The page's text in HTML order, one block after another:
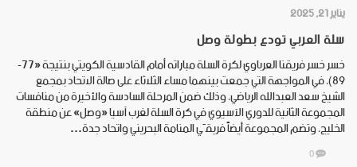
يناير 21, 2025
سلة العربي تودع بطولة وصل
خسر خسر فريقنا العرباوي لكرة السلة مباراته أمام القادسية الكويتي بنتيجة «77-
89)، في المواجهة التي جمعت بينهما مساء الثلاثاء على صالة الاتحاد بمجمع
الشيخ سعد العبدالله الرياضي، وذلك ضمن المرحلة السادسة والأخيرة من منافسات
المجموعة الثانية للدوري الآسيوي في كرة السلة لغرب آسيا «وصل» عن منطقة
الخليج، وتضم المجموعة أيضاً فريقَي المنامة البحريني واتحاد جدة…
0